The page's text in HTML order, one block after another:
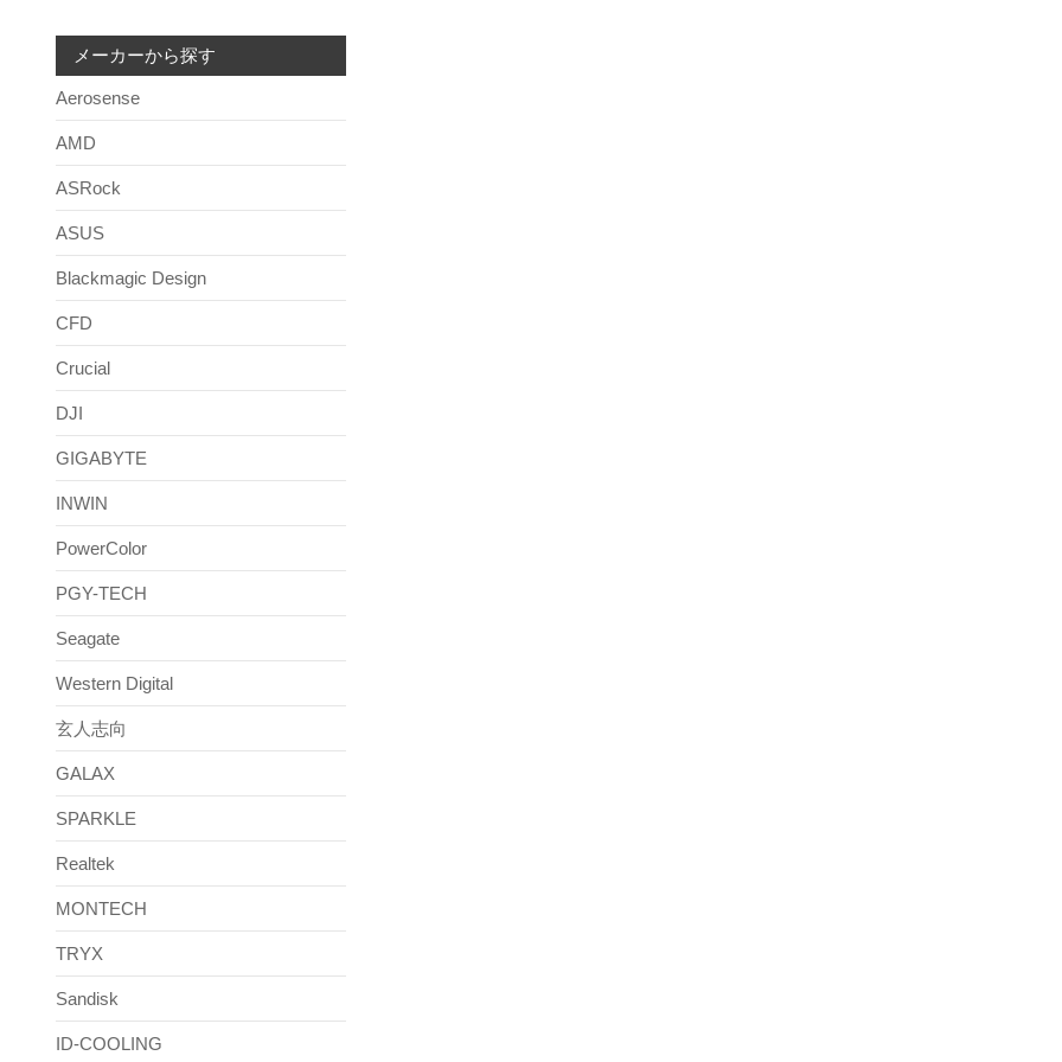
メーカーから探す
Aerosense
AMD
ASRock
ASUS
Blackmagic Design
CFD
Crucial
DJI
GIGABYTE
INWIN
PowerColor
PGY-TECH
Seagate
Western Digital
玄人志向
GALAX
SPARKLE
Realtek
MONTECH
TRYX
Sandisk
ID-COOLING